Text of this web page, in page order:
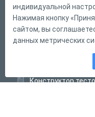
Справка
Форма обратной
Конструктор
индивидуальной
Нажимая кнопку
сайтом, вы
данных метрических